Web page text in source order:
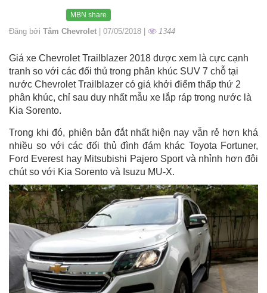
MBN share
Đăng bởi Tâm Chevrolet | 07/05/2018 | 1344
Giá xe Chevrolet Trailblazer 2018 được xem là cực cạnh
tranh so với các đối thủ trong phân khúc SUV 7 chỗ tại
nước Chevrolet Trailblazer có giá khởi điểm thấp thứ 2
phân khúc, chỉ sau duy nhất mẫu xe lắp ráp trong nước là
Kia Sorento.
Trong khi đó, phiên bản đắt nhất hiện nay vẫn rẻ hơn khá
nhiều so với các đối thủ đình đám khác Toyota Fortuner,
Ford Everest hay Mitsubishi Pajero Sport và nhỉnh hơn đôi
chút so với Kia Sorento và Isuzu MU-X.